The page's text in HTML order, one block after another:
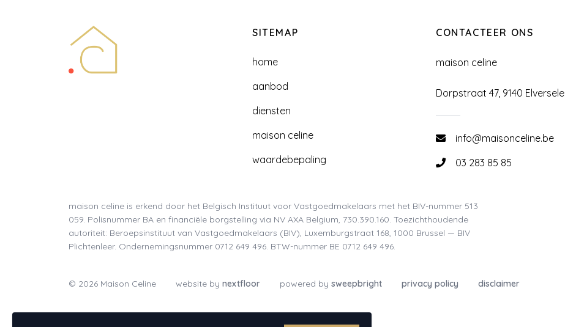
SITEMAP
home
aanbod
diensten
maison celine
waardebepaling
CONTACTEER ONS
maison celine
Dorpstraat 47, 9140 Elversele
info@maisonceline.be
03 283 85 85
maison celine is erkend door het Belgisch Instituut voor Vastgoedmakelaars met het BIV-nummer 513
059. Polisnummer BA en financiële borgstelling via NV AXA Belgium, 730.390.160. Toezichthoudende
autoriteit: Beroepsinstituut van Vastgoedmakelaars (BIV), Luxemburgstraat 168, 1000 Brussel — BIV
Plichtenleer. Ondernemingsnummer 0712 649 496. BTW-nummer BE 0712 649 496.
© 2026 Maison Celine website by nextfloor powered by sweepbright privacy policy disclaimer